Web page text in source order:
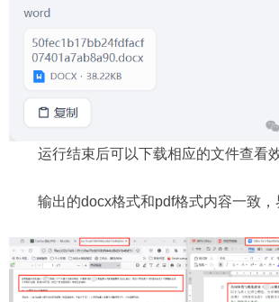
运行结束后可以下载相应的文件查看效
输出的docx格式和pdf格式内容一致，